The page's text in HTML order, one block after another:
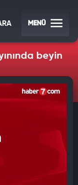
MENÜ
beyin